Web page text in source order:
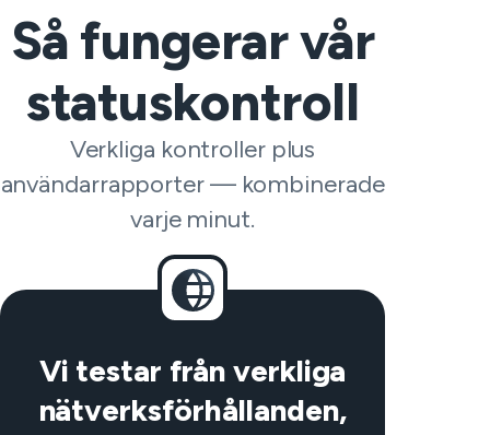
Så fungerar vår
statuskontroll
Verkliga kontroller plus
användarrapporter — kombinerade
varje minut.
Vi testar från verkliga
nätverksförhållanden,